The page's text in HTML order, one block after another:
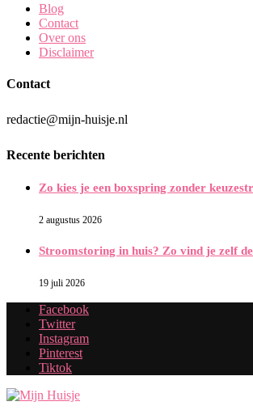
Blog
Contact
Over ons
Disclaimer
Contact
redactie@mijn-huisje.nl
Recente berichten
Zo kies je een boxspring zonder
2 augustus 2026
Stroomstoring in huis? Zo vind je zelf
19 juli 2026
Facebook
Twitter
Instagram
Pinterest
Tiktok